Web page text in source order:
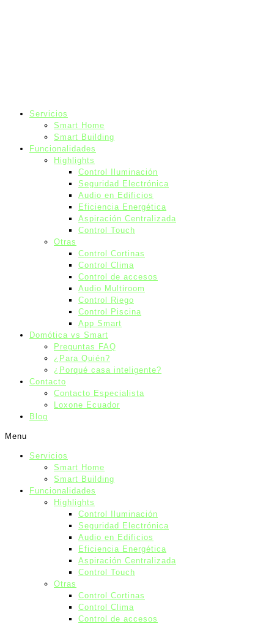
Servicios
Smart Home
Smart Building
Funcionalidades
Highlights
Control Iluminación
Seguridad Electrónica
Audio en Edificios
Eficiencia Energética
Aspiración Centralizada
Control Touch
Otras
Control Cortinas
Control Clima
Control de accesos
Audio Multiroom
Control Riego
Control Piscina
App Smart
Domótica vs Smart
Preguntas FAQ
¿Para Quién?
¿Porqué casa inteligente?
Contacto
Contacto Especialista
Loxone Ecuador
Blog
Menu
Servicios
Smart Home
Smart Building
Funcionalidades
Highlights
Control Iluminación
Seguridad Electrónica
Audio en Edificios
Eficiencia Energética
Aspiración Centralizada
Control Touch
Otras
Control Cortinas
Control Clima
Control de accesos